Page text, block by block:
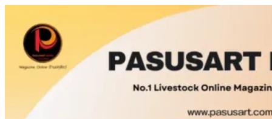
content